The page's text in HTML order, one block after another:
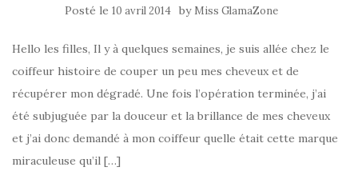
Posté le 10 avril 2014 by Miss GlamaZone
Hello les filles, Il y à quelques semaines, je suis allée chez le
coiffeur histoire de couper un peu mes cheveux et de
récupérer mon dégradé. Une fois l’opération terminée, j’ai
été subjuguée par la douceur et la brillance de mes cheveux
et j’ai donc demandé à mon coiffeur quelle était cette marque
miraculeuse qu’il […]